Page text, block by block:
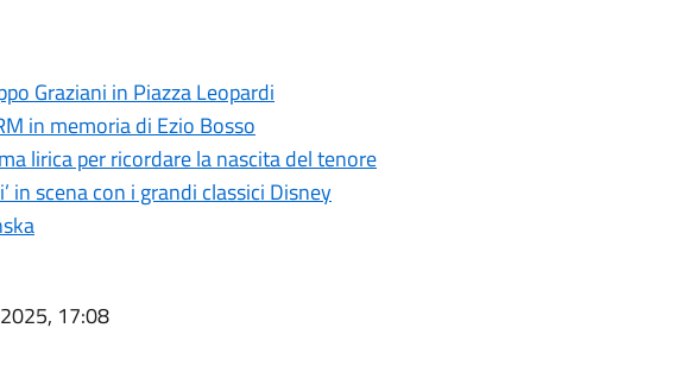
Graziani in Piazza Leopardi
in memoria di Ezio Bosso
lirica per ricordare la nascita del tenore
in scena con i grandi classici Disney
17:08